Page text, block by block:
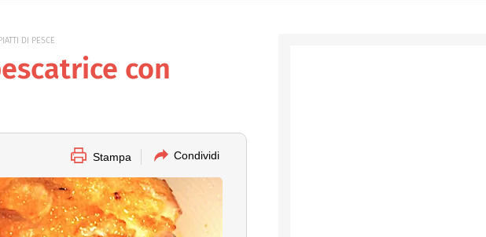
Pane pizza focacce
Ricette di base
Bevande
Donna
DI PESCE
con
Stampa Condividi